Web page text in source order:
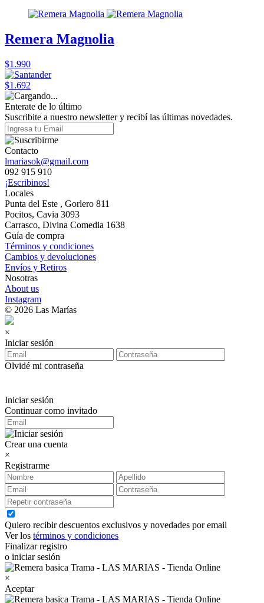
Remera Magnolia
$1.990
$1.692
Enterate de lo último
Suscribite a nuestro newsletter y recibí las últimas novedades.
Contacto
lmariasok@gmail.com
092 915 910
¡Escribinos!
Locales
Punta del Este , Gorlero 811
Pocitos, Cavia 3093
Carrasco, Divina Comedia 1638
Guía de compra
Términos y condiciones
Cambios y devoluciones
Envíos y Retiros
Nosotras
About us
Instagram
© 2026 Las Marías
×
Iniciar sesión
Olvidé mi contraseña
Iniciar sesión
Continuar como invitado
Crear una cuenta
×
Registrarme
Quiero recibir descuentos exclusivos y novedades por email
Ver los términos y condiciones
Finalizar registro
o iniciar sesión
×
Aceptar